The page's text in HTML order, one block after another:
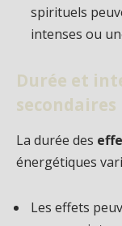
spirituels
intenses ou
Durée et
secondaires
La durée des
énergétiques
Les effets